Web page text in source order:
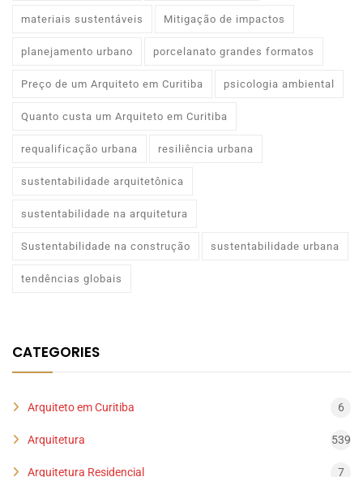
materiais sustentáveis Mitigação de impactos
planejamento urbano porcelanato grandes formatos
Preço de um Arquiteto em Curitiba psicologia ambiental
Quanto custa um Arquiteto em Curitiba
requalificação urbana resiliência urbana
sustentabilidade arquitetônica
sustentabilidade na arquitetura
Sustentabilidade na construção sustentabilidade urbana
tendências globais
CATEGORIES
Arquiteto em Curitiba 6
Arquitetura 539
Arquitetura Residencial 7